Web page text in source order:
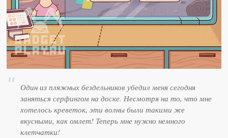
Один из пляжных бездельников убедил меня сегодня
заняться серфингом на доске. Несмотря на то, что мне
хотелось креветок, эти волны были такими же
вкусными, как омлет! Теперь мне нужно немного
клетчатки!